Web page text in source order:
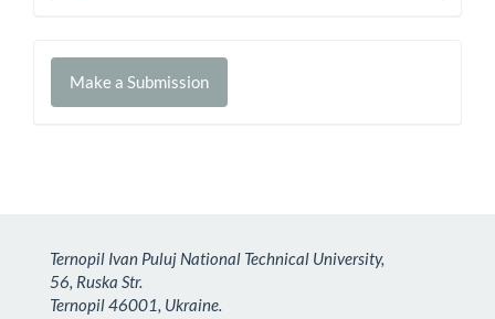
Make
Make a Submission
Ternopil Ivan Puluj National Technical University,
56, Ruska Str.
Ternopil 46001, Ukraine.